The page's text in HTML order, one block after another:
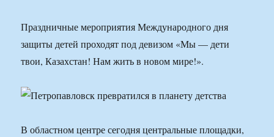
Праздничные мероприятия Международного дня
защиты детей проходят под девизом «Мы — дети
твои, Казахстан! Нам жить в новом мире!».
В областном центре сегодня центральные площадки,